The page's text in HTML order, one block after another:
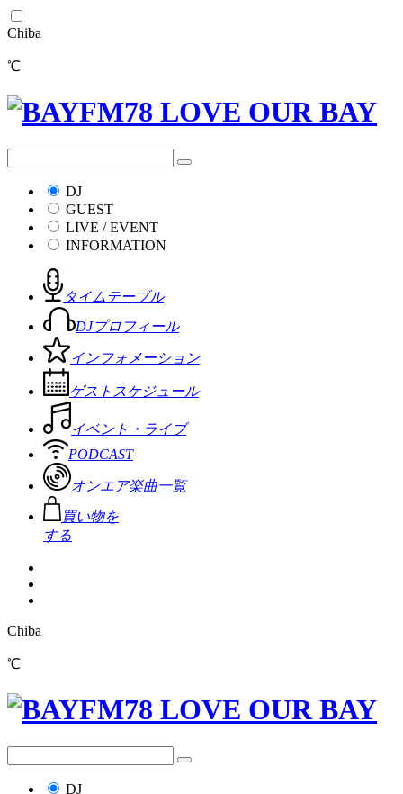
Chiba
℃
DJ
GUEST
LIVE / EVENT
INFORMATION
タイムテーブル
DJプロフィール
インフォメーション
ゲストスケジュール
イベント・ライブ
PODCAST
オンエア楽曲一覧
買い物を
する
Chiba
℃
DJ